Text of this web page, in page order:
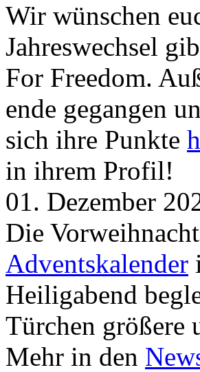
Wir wünschen
Jahreswechsel
For Freedom.
ende gegangen
sich ihre Punkte
in ihrem Profil!
01. Dezember
Die
Adventskalender
Heiligabend
Türchen größere
Mehr in den